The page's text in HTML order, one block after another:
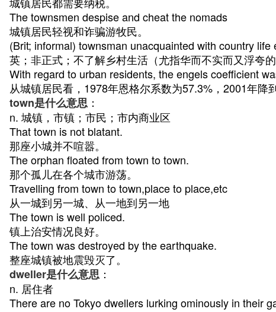
The townsmen despise and cheat the nomads
城镇居民轻视和诈骗游牧民。
(Brit; informal) townsman unacquainted with country
英；非正式；不了解乡村生活（尤指华而不实而又浮夸的
With regard to urban residents, the engels coefficient
从城镇居民看，1978年恩格尔系数为57.3%，2001年降
town是什么意思 ：
n. 城镇，市镇；市民；市内商业区
That town is not blatant.
那座小城并不喧嚣。
The orphan floated from town to town.
那个孤儿在各个城市游荡。
Travelling from town to town,place to place,etc
从一城到另一城、从一地到另一地
The town is well policed.
镇上治安情况良好。
The town was destroyed by the earthquake.
整座城镇被地震毁灭了。
dweller是什么意思 ：
n. 居住者
There are no Tokyo dwellers lurking ominously in their